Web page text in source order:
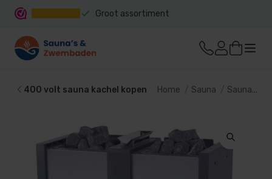
Groot assortiment
400 volt sauna kachel kopen Home Sauna Sauna kachel